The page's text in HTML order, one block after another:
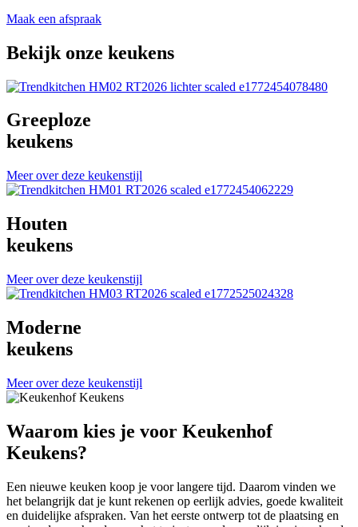
Maak een afspraak
Bekijk onze keukens
Greeploze
keukens
Meer over deze keukenstijl
Houten
keukens
Meer over deze keukenstijl
Moderne
keukens
Meer over deze keukenstijl
Waarom kies je voor Keukenhof
Keukens?
Een nieuwe keuken koop je voor langere tijd. Daarom vinden we
het belangrijk dat je kunt rekenen op eerlijk advies, goede kwaliteit
en duidelijke afspraken. Van het eerste ontwerp tot de plaatsing en